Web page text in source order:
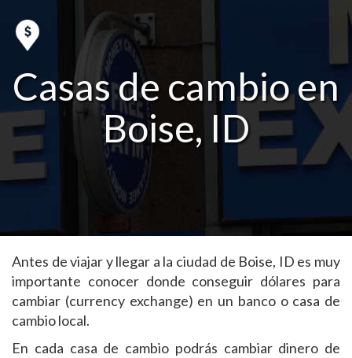
Casas de cambio en
Boise, ID
Antes de viajar y llegar a la ciudad de Boise, ID es muy
importante conocer donde conseguir dólares para
cambiar (currency exchange) en un banco o casa de
cambio local.
En cada casa de cambio podrás cambiar dinero de